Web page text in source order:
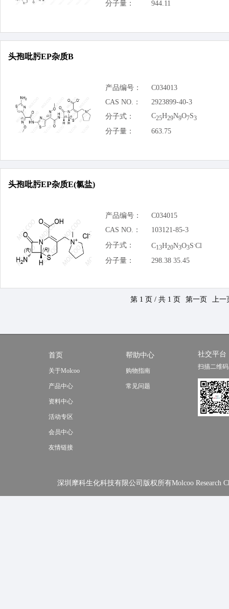
分子量：
944.11
头孢吡肟EP杂质B
产品编号：
C034013
CAS NO.：
2923899-40-3
分子式：
C25H29N9O7S3
分子量： 663.75
头孢吡肟EP杂质E(氯盐)
产品编号：
C034015
CAS NO.：
103121-85-3
分子式：
C13H20N3O3S.Cl
分子量：
298.38 35.45
第 1 页 / 共 1 页 第一页 上一
首页
关于Molcoo
产品中心
资料中心
活动专区
会员中心
友情链接
帮助中心
购物指南
常见问题
社交平台
扫描二维
深圳摩科生化科技有限公司版权所有Molcoo Research